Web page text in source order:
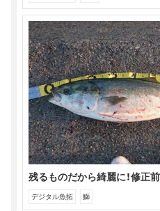
残るものだから綺麗に！修正前
デジタル魚拓 鰤